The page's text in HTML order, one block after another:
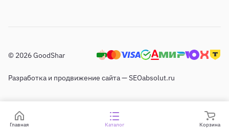
© 2026 GoodShar
Разработка и продвижение сайта — SEOabsolut.ru
Главная Каталог Корзина